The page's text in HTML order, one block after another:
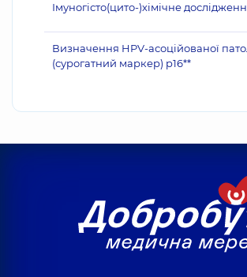
Імуногісто(цито-)хімічне
Визначення HPV-асоційованої
(сурогатний маркер) p16**